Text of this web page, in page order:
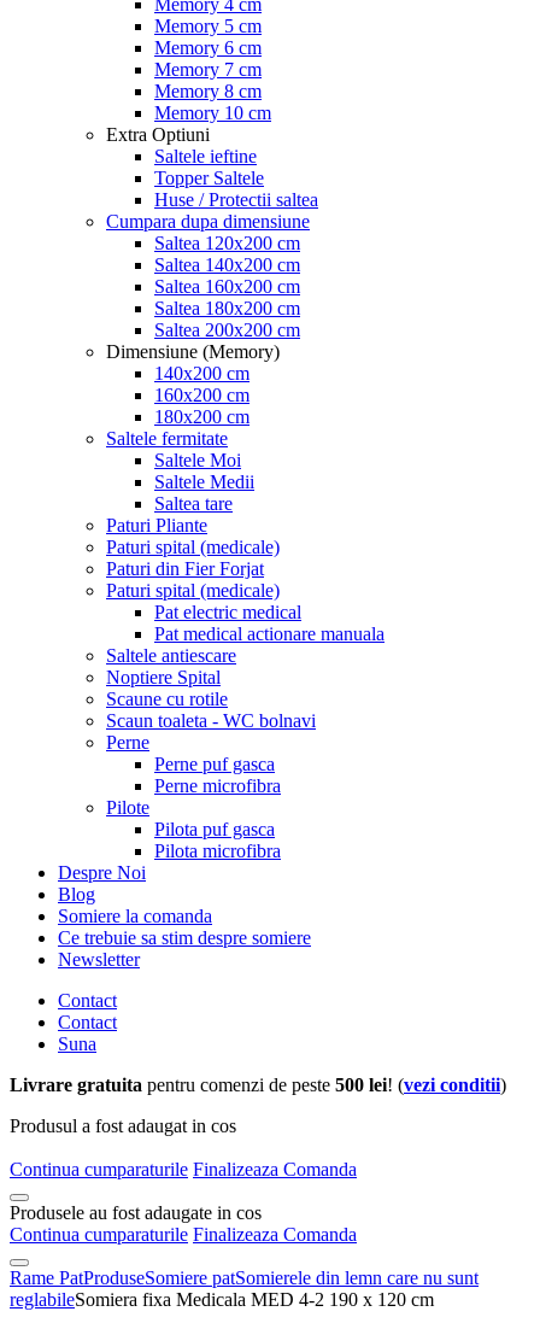
Memory 5 cm
Memory 6 cm
Memory 7 cm
Memory 8 cm
Memory 10 cm
Extra Optiuni
Saltele ieftine
Topper Saltele
Huse / Protectii saltea
Cumpara dupa dimensiune
Saltea 120x200 cm
Saltea 140x200 cm
Saltea 160x200 cm
Saltea 180x200 cm
Saltea 200x200 cm
Dimensiune (Memory)
140x200 cm
160x200 cm
180x200 cm
Saltele fermitate
Saltele Moi
Saltele Medii
Saltea tare
Paturi Pliante
Paturi spital (medicale)
Paturi din Fier Forjat
Paturi spital (medicale)
Pat electric medical
Pat medical actionare manuala
Saltele antiescare
Noptiere Spital
Scaune cu rotile
Scaun toaleta - WC bolnavi
Perne
Perne puf gasca
Perne microfibra
Pilote
Pilota puf gasca
Pilota microfibra
Despre Noi
Blog
Somiere la comanda
Ce trebuie sa stim despre somiere
Newsletter
Contact
Contact
Suna
Livrare gratuita pentru comenzi de peste 500 lei! (vezi conditii)
Produsul a fost adaugat in cos
Continua cumparaturile Finalizeaza Comanda
Produsele au fost adaugate in cos
Continua cumparaturile Finalizeaza Comanda
Rame PatProduseSomiere patSomierele din lemn care nu sunt
reglabileSomiera fixa Medicala MED 4-2 190 x 120 cm